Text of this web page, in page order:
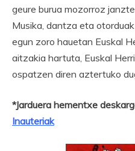
geure burua mozorroz
Musika, dantza eta
egun zoro hauetan Euskal
aitzakia hartuta, Euskal
ospatzen diren aztertuko
*Jarduera hementxe
Inauteriak